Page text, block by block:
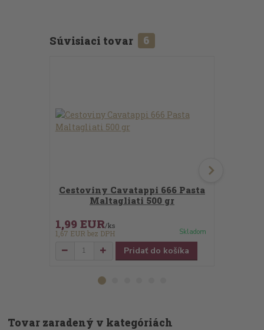
Súvisiaci tovar 6
Cestoviny Cavatappi 666 Pasta
Maltagliati 500 gr
1,99 EUR/ks
1,67 EUR bez DPH Skladom
Pridať do košíka
Tovar zaradený v kategóriách